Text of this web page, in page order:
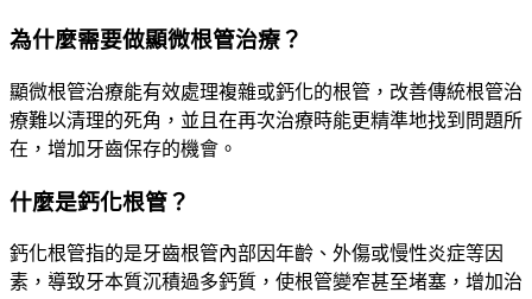
為什麼需要做顯微根管治療？
顯微根管治療能有效處理複雜或鈣化的根管，改善傳統根管治
療難以清理的死角，並且在再次治療時能更精準地找到問題所
在，增加牙齒保存的機會。
什麼是鈣化根管？
鈣化根管指的是牙齒根管內部因年齡、外傷或慢性炎症等因
素，導致牙本質沉積過多鈣質，使根管變窄甚至堵塞，增加治